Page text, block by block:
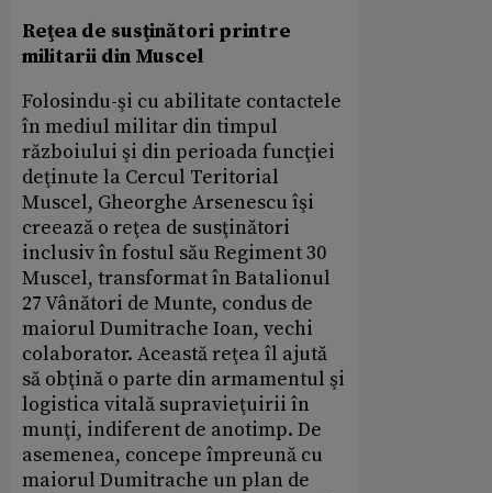
Reţea de susţinători printre
militarii din Muscel
Folosindu-şi cu abilitate contactele
în mediul militar din timpul
războiului şi din perioada funcţiei
deţinute la Cercul Teritorial
Muscel, Gheorghe Arsenescu îşi
creează o reţea de susţinători
inclusiv în fostul său Regiment 30
Muscel, transformat în Batalionul
27 Vânători de Munte, condus de
maiorul Dumitrache Ioan, vechi
colaborator. Această reţea îl ajută
să obţină o parte din armamentul şi
logistica vitală supravieţuirii în
munţi, indiferent de anotimp. De
asemenea, concepe împreună cu
maiorul Dumitrache un plan de